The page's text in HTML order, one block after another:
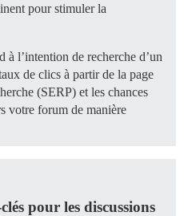
pour stimuler la
à l’intention de recherche d’un
de clics à partir de la page
(SERP) et les chances
votre forum de manière
pour les discussions